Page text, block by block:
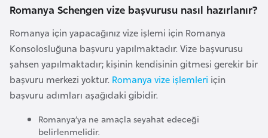
r
i
Romanya Schengen vize başvurusu nasıl hazırlanır?
Romanya için yapacağınız vize işlemi için Romanya
Konsolosluğuna başvuru yapılmaktadır. Vize başvurusu
şahsen yapılmaktadır; kişinin kendisinin gitmesi gerekir bir
başvuru merkezi yoktur. Romanya vize işlemleri için
başvuru adımları aşağıdaki gibidir.
Romanya’ya ne amaçla seyahat edeceği
belirlenmelidir.
z
e
r
b
a